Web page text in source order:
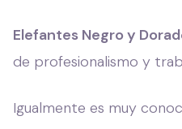
Elefantes Negro y
de profesionalismo y
Igualmente es muy